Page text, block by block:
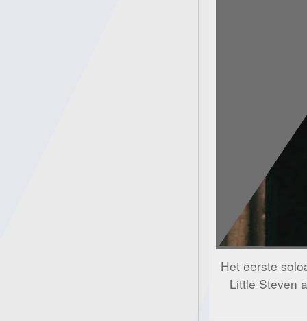
Het eerste
Little Steven